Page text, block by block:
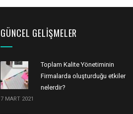
GÜNCEL GELIŞMELER
Toplam Kalite Yönetiminin
Firmalarda oluşturduğu etkiler
nelerdir?
7 MART 2021